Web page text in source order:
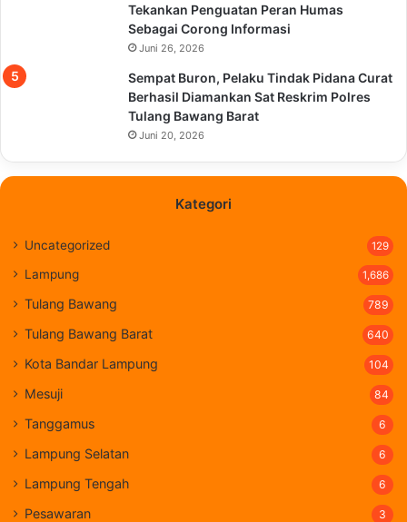
Tekankan Penguatan Peran Humas
Sebagai Corong Informasi
Juni 26, 2026
Sempat Buron, Pelaku Tindak Pidana Curat
Berhasil Diamankan Sat Reskrim Polres
Tulang Bawang Barat
Juni 20, 2026
Kategori
Uncategorized 129
Lampung 1,686
Tulang Bawang 789
Tulang Bawang Barat 640
Kota Bandar Lampung 104
Mesuji 84
Tanggamus 6
Lampung Selatan 6
Lampung Tengah 6
Pesawaran 3